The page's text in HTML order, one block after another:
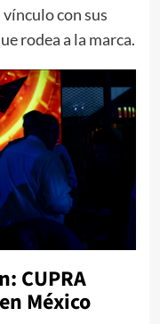
con sus
rodea a la marca.
CUPRA
México